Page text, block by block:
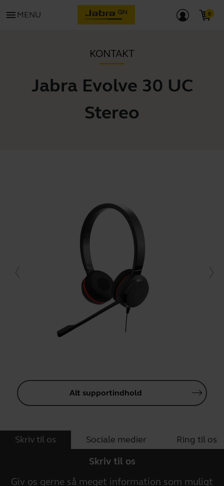
menu MENU
KONTAKT
Jabra Evolve 30 UC
Stereo
Alt supportindhold
Skriv til os Sociale medier Ring til os
Skriv til os
Giv os gerne så meget information som muligt